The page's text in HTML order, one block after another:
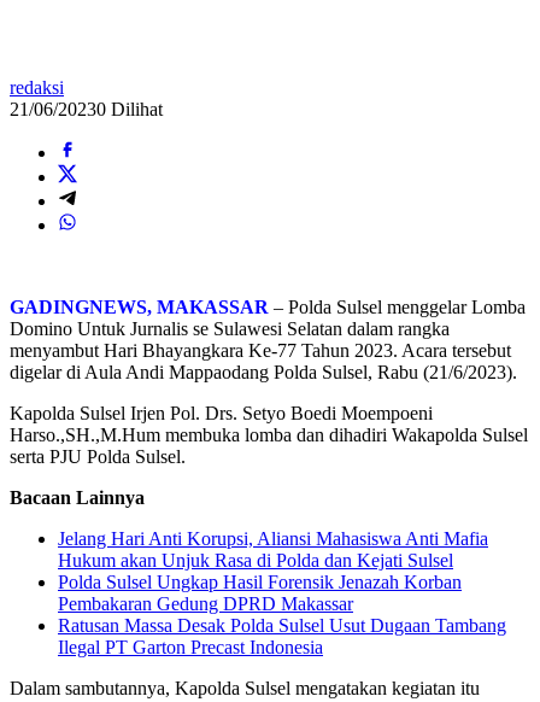
redaksi
21/06/20230 Dilihat
GADINGNEWS, MAKASSAR – Polda Sulsel menggelar Lomba
Domino Untuk Jurnalis se Sulawesi Selatan dalam rangka
menyambut Hari Bhayangkara Ke-77 Tahun 2023. Acara tersebut
digelar di Aula Andi Mappaodang Polda Sulsel, Rabu (21/6/2023).
Kapolda Sulsel Irjen Pol. Drs. Setyo Boedi Moempoeni
Harso.,SH.,M.Hum membuka lomba dan dihadiri Wakapolda Sulsel
serta PJU Polda Sulsel.
Bacaan Lainnya
Jelang Hari Anti Korupsi, Aliansi Mahasiswa Anti Mafia
Hukum akan Unjuk Rasa di Polda dan Kejati Sulsel
Polda Sulsel Ungkap Hasil Forensik Jenazah Korban
Pembakaran Gedung DPRD Makassar
Ratusan Massa Desak Polda Sulsel Usut Dugaan Tambang
Ilegal PT Garton Precast Indonesia
Dalam sambutannya, Kapolda Sulsel mengatakan kegiatan itu